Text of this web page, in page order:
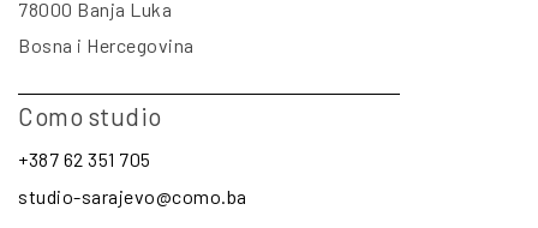
78000 Banja Luka
Bosna i Hercegovina
Como studio
+387 62 351 705
studio-sarajevo@como.ba